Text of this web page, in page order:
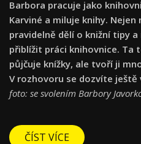
Barbora pracuje jako
Karviné a miluje knihy.
pravidelně dělí o knižní tipy
přiblížit práci knihovnice. Ta
půjčuje knížky, ale tvoří ji
V rozhovoru se dozvíte ještě
foto: se svolením Barbory
ČÍST VÍCE